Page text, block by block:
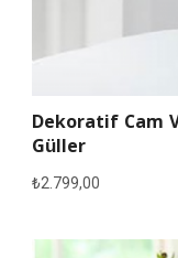
Dekoratif Cam
Güller
₺2.799,00